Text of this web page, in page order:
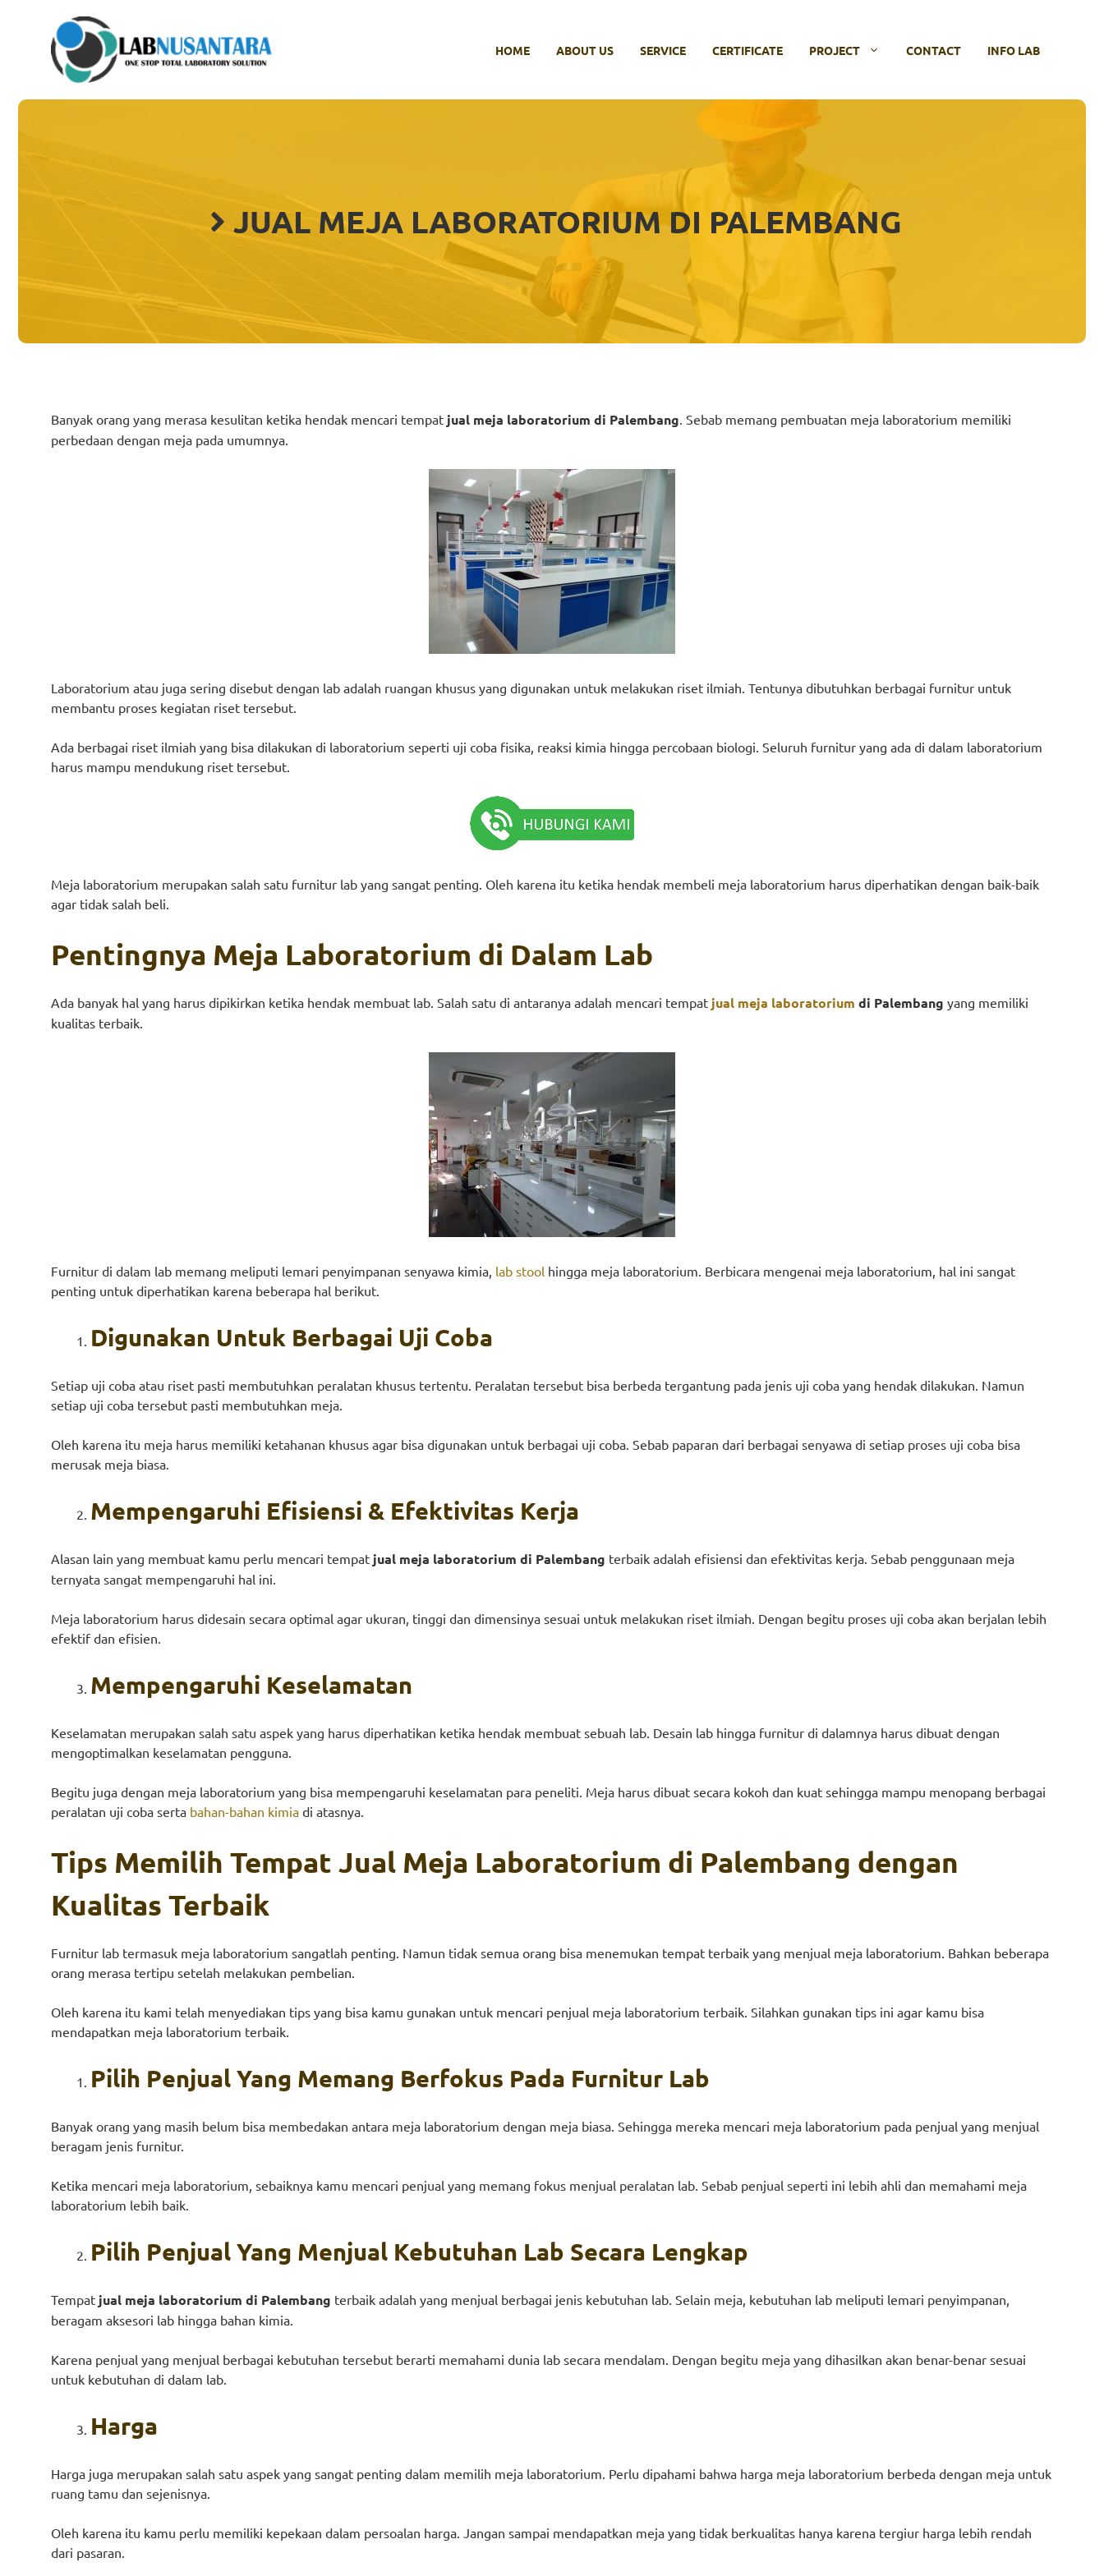
HOME ABOUT US SERVICE CERTIFICATE PROJECT CONTACT INFO LAB
JUAL MEJA LABORATORIUM DI PALEMBANG
Banyak orang yang merasa kesulitan ketika hendak mencari tempat jual meja laboratorium di Palembang. Sebab memang pembuatan meja laboratorium memiliki
perbedaan dengan meja pada umumnya.
Laboratorium atau juga sering disebut dengan lab adalah ruangan khusus yang digunakan untuk melakukan riset ilmiah. Tentunya dibutuhkan berbagai furnitur untuk
membantu proses kegiatan riset tersebut.
Ada berbagai riset ilmiah yang bisa dilakukan di laboratorium seperti uji coba fisika, reaksi kimia hingga percobaan biologi. Seluruh furnitur yang ada di dalam laboratorium
harus mampu mendukung riset tersebut.
Meja laboratorium merupakan salah satu furnitur lab yang sangat penting. Oleh karena itu ketika hendak membeli meja laboratorium harus diperhatikan dengan baik-baik
agar tidak salah beli.
Pentingnya Meja Laboratorium di Dalam Lab
Ada banyak hal yang harus dipikirkan ketika hendak membuat lab. Salah satu di antaranya adalah mencari tempat jual meja laboratorium di Palembang yang memiliki
kualitas terbaik.
Furnitur di dalam lab memang meliputi lemari penyimpanan senyawa kimia, lab stool hingga meja laboratorium. Berbicara mengenai meja laboratorium, hal ini sangat
penting untuk diperhatikan karena beberapa hal berikut.
Digunakan Untuk Berbagai Uji Coba
Setiap uji coba atau riset pasti membutuhkan peralatan khusus tertentu. Peralatan tersebut bisa berbeda tergantung pada jenis uji coba yang hendak dilakukan. Namun
setiap uji coba tersebut pasti membutuhkan meja.
Oleh karena itu meja harus memiliki ketahanan khusus agar bisa digunakan untuk berbagai uji coba. Sebab paparan dari berbagai senyawa di setiap proses uji coba bisa
merusak meja biasa.
Mempengaruhi Efisiensi & Efektivitas Kerja
Alasan lain yang membuat kamu perlu mencari tempat jual meja laboratorium di Palembang terbaik adalah efisiensi dan efektivitas kerja. Sebab penggunaan meja
ternyata sangat mempengaruhi hal ini.
Meja laboratorium harus didesain secara optimal agar ukuran, tinggi dan dimensinya sesuai untuk melakukan riset ilmiah. Dengan begitu proses uji coba akan berjalan lebih
efektif dan efisien.
Mempengaruhi Keselamatan
Keselamatan merupakan salah satu aspek yang harus diperhatikan ketika hendak membuat sebuah lab. Desain lab hingga furnitur di dalamnya harus dibuat dengan
mengoptimalkan keselamatan pengguna.
Begitu juga dengan meja laboratorium yang bisa mempengaruhi keselamatan para peneliti. Meja harus dibuat secara kokoh dan kuat sehingga mampu menopang berbagai
peralatan uji coba serta bahan-bahan kimia di atasnya.
Tips Memilih Tempat Jual Meja Laboratorium di Palembang dengan
Kualitas Terbaik
Furnitur lab termasuk meja laboratorium sangatlah penting. Namun tidak semua orang bisa menemukan tempat terbaik yang menjual meja laboratorium. Bahkan beberapa
orang merasa tertipu setelah melakukan pembelian.
Oleh karena itu kami telah menyediakan tips yang bisa kamu gunakan untuk mencari penjual meja laboratorium terbaik. Silahkan gunakan tips ini agar kamu bisa
mendapatkan meja laboratorium terbaik.
Pilih Penjual Yang Memang Berfokus Pada Furnitur Lab
Banyak orang yang masih belum bisa membedakan antara meja laboratorium dengan meja biasa. Sehingga mereka mencari meja laboratorium pada penjual yang menjual
beragam jenis furnitur.
Ketika mencari meja laboratorium, sebaiknya kamu mencari penjual yang memang fokus menjual peralatan lab. Sebab penjual seperti ini lebih ahli dan memahami meja
laboratorium lebih baik.
Pilih Penjual Yang Menjual Kebutuhan Lab Secara Lengkap
Tempat jual meja laboratorium di Palembang terbaik adalah yang menjual berbagai jenis kebutuhan lab. Selain meja, kebutuhan lab meliputi lemari penyimpanan,
beragam aksesori lab hingga bahan kimia.
Karena penjual yang menjual berbagai kebutuhan tersebut berarti memahami dunia lab secara mendalam. Dengan begitu meja yang dihasilkan akan benar-benar sesuai
untuk kebutuhan di dalam lab.
Harga
Harga juga merupakan salah satu aspek yang sangat penting dalam memilih meja laboratorium. Perlu dipahami bahwa harga meja laboratorium berbeda dengan meja untuk
ruang tamu dan sejenisnya.
Oleh karena itu kamu perlu memiliki kepekaan dalam persoalan harga. Jangan sampai mendapatkan meja yang tidak berkualitas hanya karena tergiur harga lebih rendah
dari pasaran.